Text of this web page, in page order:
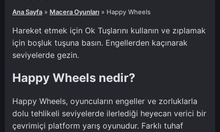
Ana Sayfa » Macera Oyunları » Happy Wheels
Hareket etmek için Ok Tuşlarını kullanın ve zıplamak
için boşluk tuşuna basın. Engellerden kaçınarak
seviyelerde gezin.
Happy Wheels nedir?
Happy Wheels, oyuncuların engeller ve zorluklarla
dolu tehlikeli seviyelerde ilerlediği heyecan verici bir
çevrimiçi platform yarış oyunudur. Farklı tuhaf